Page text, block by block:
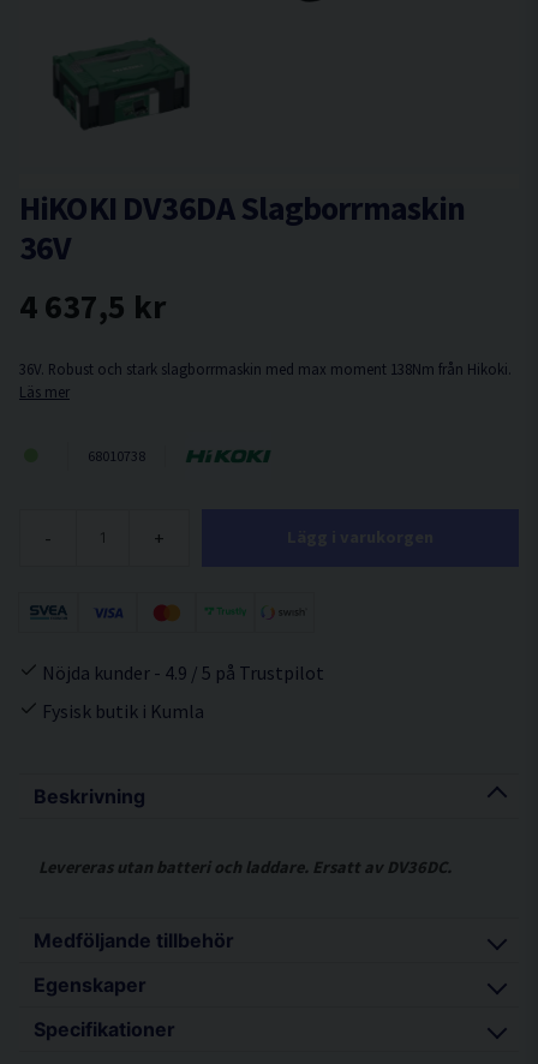
Beskrivning
Levereras utan batteri och laddare. Ersatt av DV36DC.
Medföljande tillbehör
Stödhandtag
Stapelbar förvaringsväska (HSC2)
Egenskaper
Längre driftstid per laddning och 30 % snabbare
Specifikationer
HiKOKI DV36DA Slagborrmaskin
36V
4 637,5 kr
36V. Robust och stark slagborrmaskin med max moment 138Nm från Hikoki.
Läs mer
68010738
- +
Nöjda kunder - 4.9 / 5 på Trustpilot
Fysisk butik i Kumla